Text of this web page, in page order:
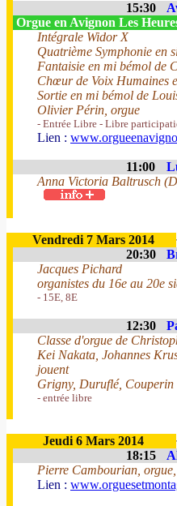
15:30
Orgue en Avignon Les
Intégrale Widor X
Quatrième Symphonie en
Fantaisie en mi bémol de
Chœur de Voix Humaines
Sortie en mi bémol de
Olivier Périn, orgue
- Entrée Libre - Libre
Lien :
11:00
Anna Victoria Baltrusch
Vendredi 7 Mars 2014
20:30
Jacques Pichard
organistes du 16e au 20e
- 15E, 8E
12:30
Classe d'orgue de
Kei Nakata, Johannes
jouent
Grigny, Duruflé, Couperin
- entrée libre
Jeudi 6 Mars 2014
18:15
Pierre Cambourian,
Lien :